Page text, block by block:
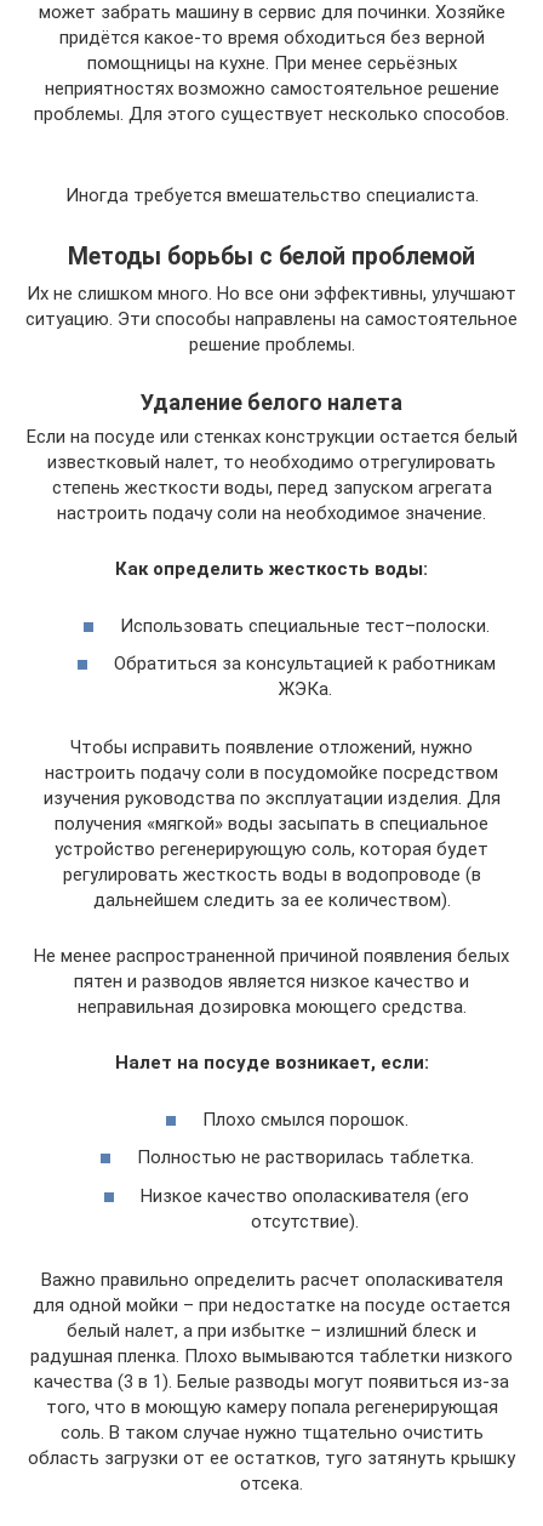
может забрать машину в сервис для починки. Хозяйке
придётся какое-то время обходиться без верной
помощницы на кухне. При менее серьёзных
неприятностях возможно самостоятельное решение
проблемы. Для этого существует несколько способов.
Иногда требуется вмешательство специалиста.
Методы борьбы с белой проблемой
Их не слишком много. Но все они эффективны, улучшают
ситуацию. Эти способы направлены на самостоятельное
решение проблемы.
Удаление белого налета
Если на посуде или стенках конструкции остается белый
известковый налет, то необходимо отрегулировать
степень жесткости воды, перед запуском агрегата
настроить подачу соли на необходимое значение.
Как определить жесткость воды:
Использовать специальные тест–полоски.
Обратиться за консультацией к работникам
ЖЭКа.
Чтобы исправить появление отложений, нужно
настроить подачу соли в посудомойке посредством
изучения руководства по эксплуатации изделия. Для
получения «мягкой» воды засыпать в специальное
устройство регенерирующую соль, которая будет
регулировать жесткость воды в водопроводе (в
дальнейшем следить за ее количеством).
Не менее распространенной причиной появления белых
пятен и разводов является низкое качество и
неправильная дозировка моющего средства.
Налет на посуде возникает, если:
Плохо смылся порошок.
Полностью не растворилась таблетка.
Низкое качество ополаскивателя (его
отсутствие).
Важно правильно определить расчет ополаскивателя
для одной мойки – при недостатке на посуде остается
белый налет, а при избытке – излишний блеск и
радушная пленка. Плохо вымываются таблетки низкого
качества (3 в 1). Белые разводы могут появиться из-за
того, что в моющую камеру попала регенерирующая
соль. В таком случае нужно тщательно очистить
область загрузки от ее остатков, туго затянуть крышку
отсека.